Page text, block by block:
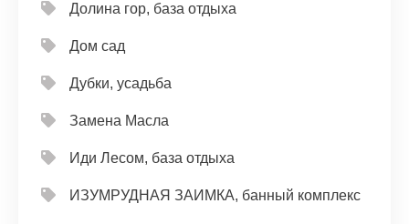
Долина гор, база отдыха
Дом сад
Дубки, усадьба
Замена Масла
Иди Лесом, база отдыха
ИЗУМРУДНАЯ ЗАИМКА, банный комплекс